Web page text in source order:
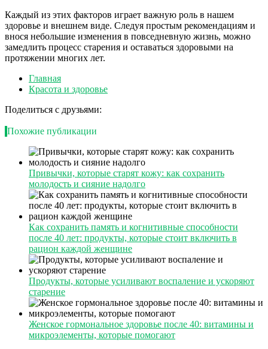
Каждый из этих факторов играет важную роль в нашем
здоровье и внешнем виде. Следуя простым рекомендациям и
внося небольшие изменения в повседневную жизнь, можно
замедлить процесс старения и оставаться здоровыми на
протяжении многих лет.
Главная
Красота и здоровье
Поделиться с друзьями:
Похожие публикации
Привычки, которые старят кожу: как сохранить
молодость и сияние надолго
Как сохранить память и когнитивные способности
после 40 лет: продукты, которые стоит включить в
рацион каждой женщине
Продукты, которые усиливают воспаление и ускоряют
старение
Женское гормональное здоровье после 40: витамины и
микроэлементы, которые помогают